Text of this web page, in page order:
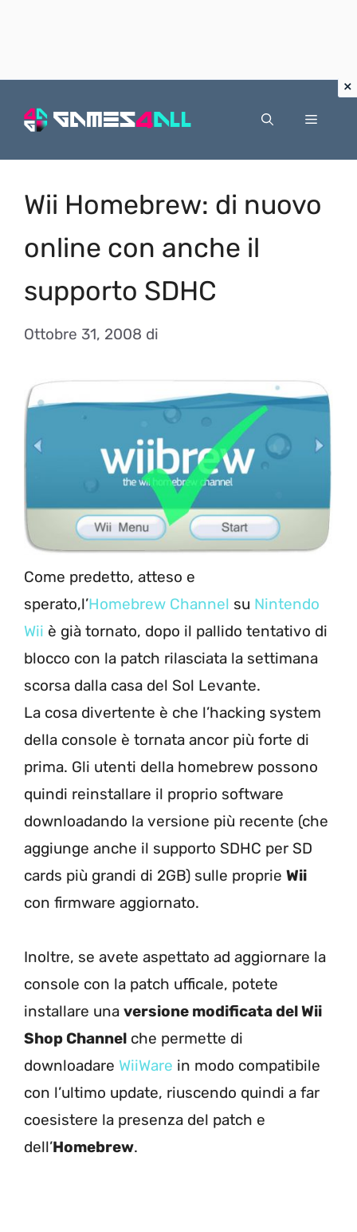
Menu
Wii Homebrew: di nuovo
online con anche il
supporto SDHC
Ottobre 31, 2008 di
Come predetto, atteso e
sperato,l’Homebrew Channel su Nintendo
Wii è già tornato, dopo il pallido tentativo di
blocco con la patch rilasciata la settimana
scorsa dalla casa del Sol Levante.
La cosa divertente è che l’hacking system
della console è tornata ancor più forte di
prima. Gli utenti della homebrew possono
quindi reinstallare il proprio software
downloadando la versione più recente (che
aggiunge anche il supporto SDHC per SD
cards più grandi di 2GB) sulle proprie Wii
con firmware aggiornato.
Inoltre, se avete aspettato ad aggiornare la
console con la patch ufficale, potete
installare una versione modificata del Wii
Shop Channel che permette di
downloadare WiiWare in modo compatibile
con l’ultimo update, riuscendo quindi a far
coesistere la presenza del patch e
dell’Homebrew.